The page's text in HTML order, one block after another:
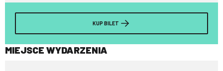
KUP BILET
MIEJSCE WYDARZENIA